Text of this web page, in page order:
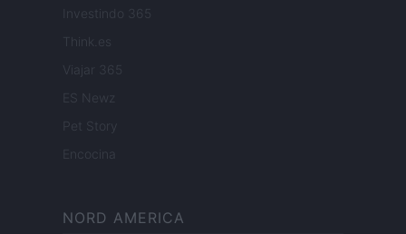
Investindo 365
Think.es
Viajar 365
ES Newz
Pet Story
Encocina
NORD AMERICA